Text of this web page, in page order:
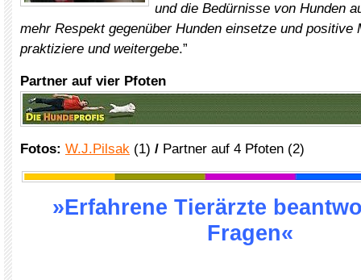
und die Bedürnisse von Hunden
mehr Respekt gegenüber Hunden einsetze und positive
praktiziere und weitergebe.”
Partner auf vier Pfoten
Fotos: W.J.Pilsak (1) / Partner auf 4 Pfoten (2)
»Erfahrene Tierärzte
Fragen«